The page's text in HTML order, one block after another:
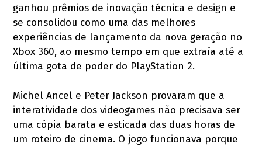
ganhou prêmios de inovação técnica e design e
se consolidou como uma das melhores
experiências de lançamento da nova geração no
Xbox 360, ao mesmo tempo em que extraía até a
última gota de poder do PlayStation 2.
Michel Ancel e Peter Jackson provaram que a
interatividade dos videogames não precisava ser
uma cópia barata e esticada das duas horas de
um roteiro de cinema. O jogo funcionava porque